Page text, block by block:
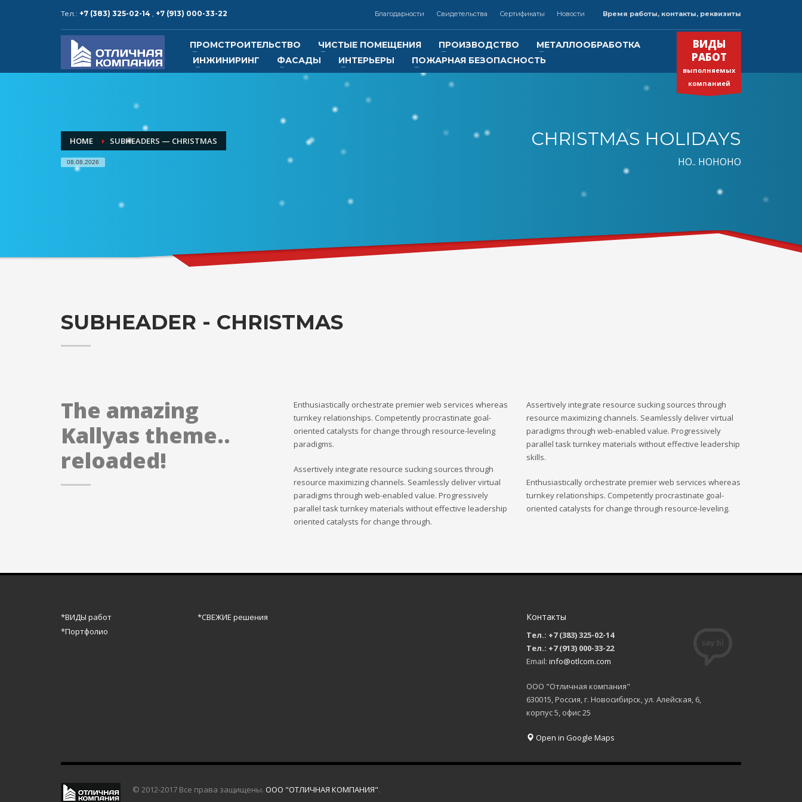
КОНТАКТЫ и РЕКВИЗИТЫ
1
Адрес:
корпус 5, офис 25
2 Контакты:
Тел.: +7 (913) 000-33-22
электронная почта: info@otlcom.com
3
Реквизиты:
«Отличная компания»
Р/с 40702810244050027128 в
Сибирском банке ПАО Сбербанк
ВРЕМЯ РАБОТЫ
Будем рады Вашему звонку!
Тел.: +7 (383) 325-02-14 , +7 (913) 000-33-22 Благодарности Свидетельства Сертификаты Новости Время работы, контакты, реквизиты
ПРОМСТРОИТЕЛЬСТВО ЧИСТЫЕ ПОМЕЩЕНИЯ ПРОИЗВОДСТВО
МЕТАЛЛООБРАБОТКА
ИНЖИНИРИНГ
ФАСАДЫ ИНТЕРЬЕРЫ ПОЖАРНАЯ БЕЗОПАСНОСТЬ
ВИДЫ
РАБОТ
выполняемых
компанией
HOME SUBHEADERS — CHRISTMAS
08.08.2026
CHRISTMAS HOLIDAYS
HO.. HOHOHO
SUBHEADER - CHRISTMAS
The amazing
Kallyas theme..
reloaded!
Enthusiastically orchestrate premier web services whereas
turnkey relationships. Competently procrastinate goal-
oriented catalysts for change through resource-leveling
paradigms.
Assertively integrate resource sucking sources through
resource maximizing channels. Seamlessly deliver virtual
paradigms through web-enabled value. Progressively
parallel task turnkey materials without effective leadership
oriented catalysts for change through.
Assertively integrate resource sucking sources through
resource maximizing channels. Seamlessly deliver virtual
paradigms through web-enabled value. Progressively
parallel task turnkey materials without effective leadership
skills.
Enthusiastically orchestrate premier web services whereas
turnkey relationships. Competently procrastinate goal-
oriented catalysts for change through resource-leveling.
*ВИДЫ работ
*СВЕЖИЕ решения
*Портфолио
Контакты
Тел.: +7 (383) 325-02-14
Тел.: +7 (913) 000-33-22
Email: info@otlcom.com
ООО "Отличная компания"
630015, Россия, г. Новосибирск, ул. Алейская, 6,
корпус 5, офис 25
Open in Google Maps
© 2012-2017 Все права защищены. ООО "ОТЛИЧНАЯ КОМПАНИЯ".